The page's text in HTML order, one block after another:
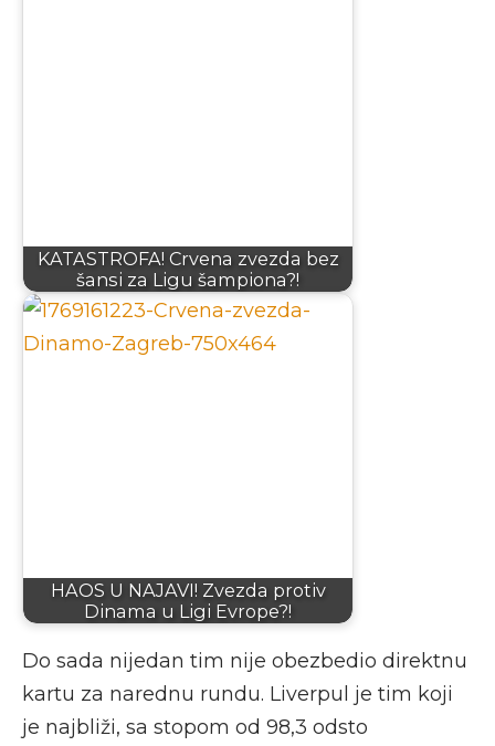
KATASTROFA! Crvena zvezda bez
šansi za Ligu šampiona?!
HAOS U NAJAVI! Zvezda protiv
Dinama u Ligi Evrope?!
Do sada nijedan tim nije obezbedio direktnu
kartu za narednu rundu. Liverpul je tim koji
je najbliži, sa stopom od 98,3 odsto